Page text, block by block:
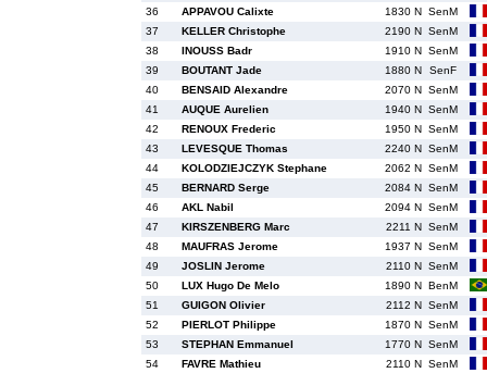
36
APPAVOU Calixte 1830 N SenM
37
KELLER Christophe 2190 N SenM
38
INOUSS Badr 1910 N SenM
39
BOUTANT Jade 1880 N
SenF
40
BENSAID Alexandre 2070 N SenM
41
AUQUE Aurelien 1940 N SenM
42
RENOUX Frederic 1950 N SenM
43
LEVESQUE Thomas 2240 N SenM
44
KOLODZIEJCZYK Stephane 2062 N SenM
45
BERNARD Serge 2084 N SenM
46
AKL Nabil 2094 N SenM
47
KIRSZENBERG Marc 2211 N SenM
48
MAUFRAS Jerome 1937 N SenM
49
JOSLIN Jerome 2110 N SenM
50
LUX Hugo De Melo 1890 N BenM
51
GUIGON Olivier 2112 N SenM
52
PIERLOT Philippe 1870 N SenM
53
STEPHAN Emmanuel 1770 N SenM
54
FAVRE Mathieu 2110 N SenM